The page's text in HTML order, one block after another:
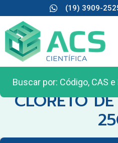
(19) 3909-
CATEGORIA:
CLORETO